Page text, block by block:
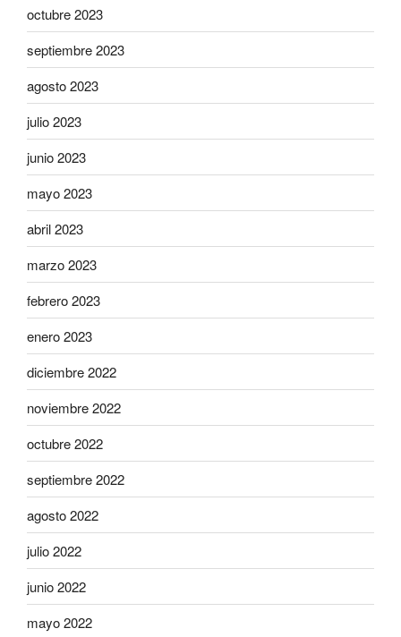
octubre 2023
septiembre 2023
agosto 2023
julio 2023
junio 2023
mayo 2023
abril 2023
marzo 2023
febrero 2023
enero 2023
diciembre 2022
noviembre 2022
octubre 2022
septiembre 2022
agosto 2022
julio 2022
junio 2022
mayo 2022